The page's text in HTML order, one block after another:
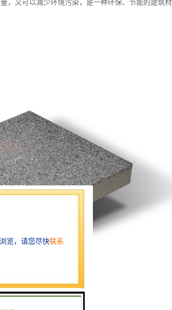
，又可以减少环境污染，是一种环保、节能的建筑材